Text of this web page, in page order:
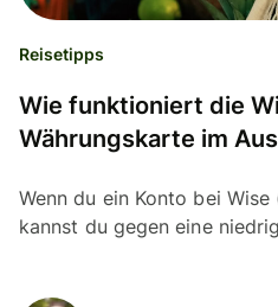
Reisetipps
Wie funktioniert die
Währungskarte im
Wenn du ein Konto bei Wise
kannst du gegen eine